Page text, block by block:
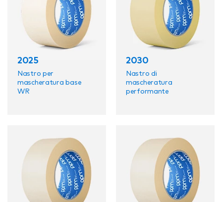
2025
Nastro per
mascheratura base
WR
2030
Nastro di
mascheratura
performante